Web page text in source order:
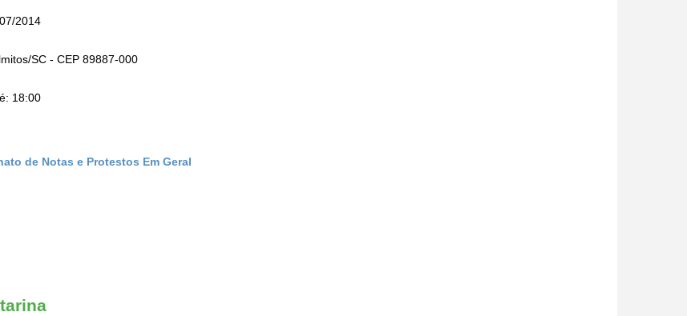
2014
SC - CEP 89887-000
18:00
de Notas e Protestos Em Geral